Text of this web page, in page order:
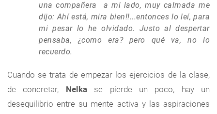
una compañera a mi lado, muy calmada me
dijo: Ahí está, mira bien!!...entonces lo leí, para
mi pesar lo he olvidado. Justo al despertar
pensaba, ¿como era? pero qué va, no lo
recuerdo.
Cuando se trata de empezar los ejercicios de la clase,
de concretar, Nelkase pierde un poco, hay un
desequilibrio entre su mente activa y las aspiraciones